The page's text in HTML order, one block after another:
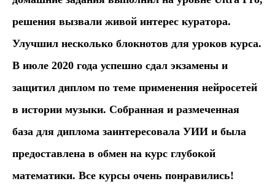
решения вызвали живой интерес куратора.
Улучшил несколько блокнотов для уроков курса.
В июле 2020 года успешно сдал экзамены и
защитил диплом по теме применения нейросетей
в истории музыки. Собранная и размеченная
база для диплома заинтересовала УИИ и была
предоставлена в обмен на курс глубокой
математики. Все курсы очень понравились!